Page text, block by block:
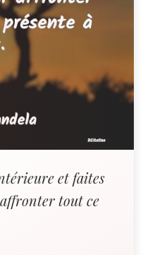
et faites
tout ce